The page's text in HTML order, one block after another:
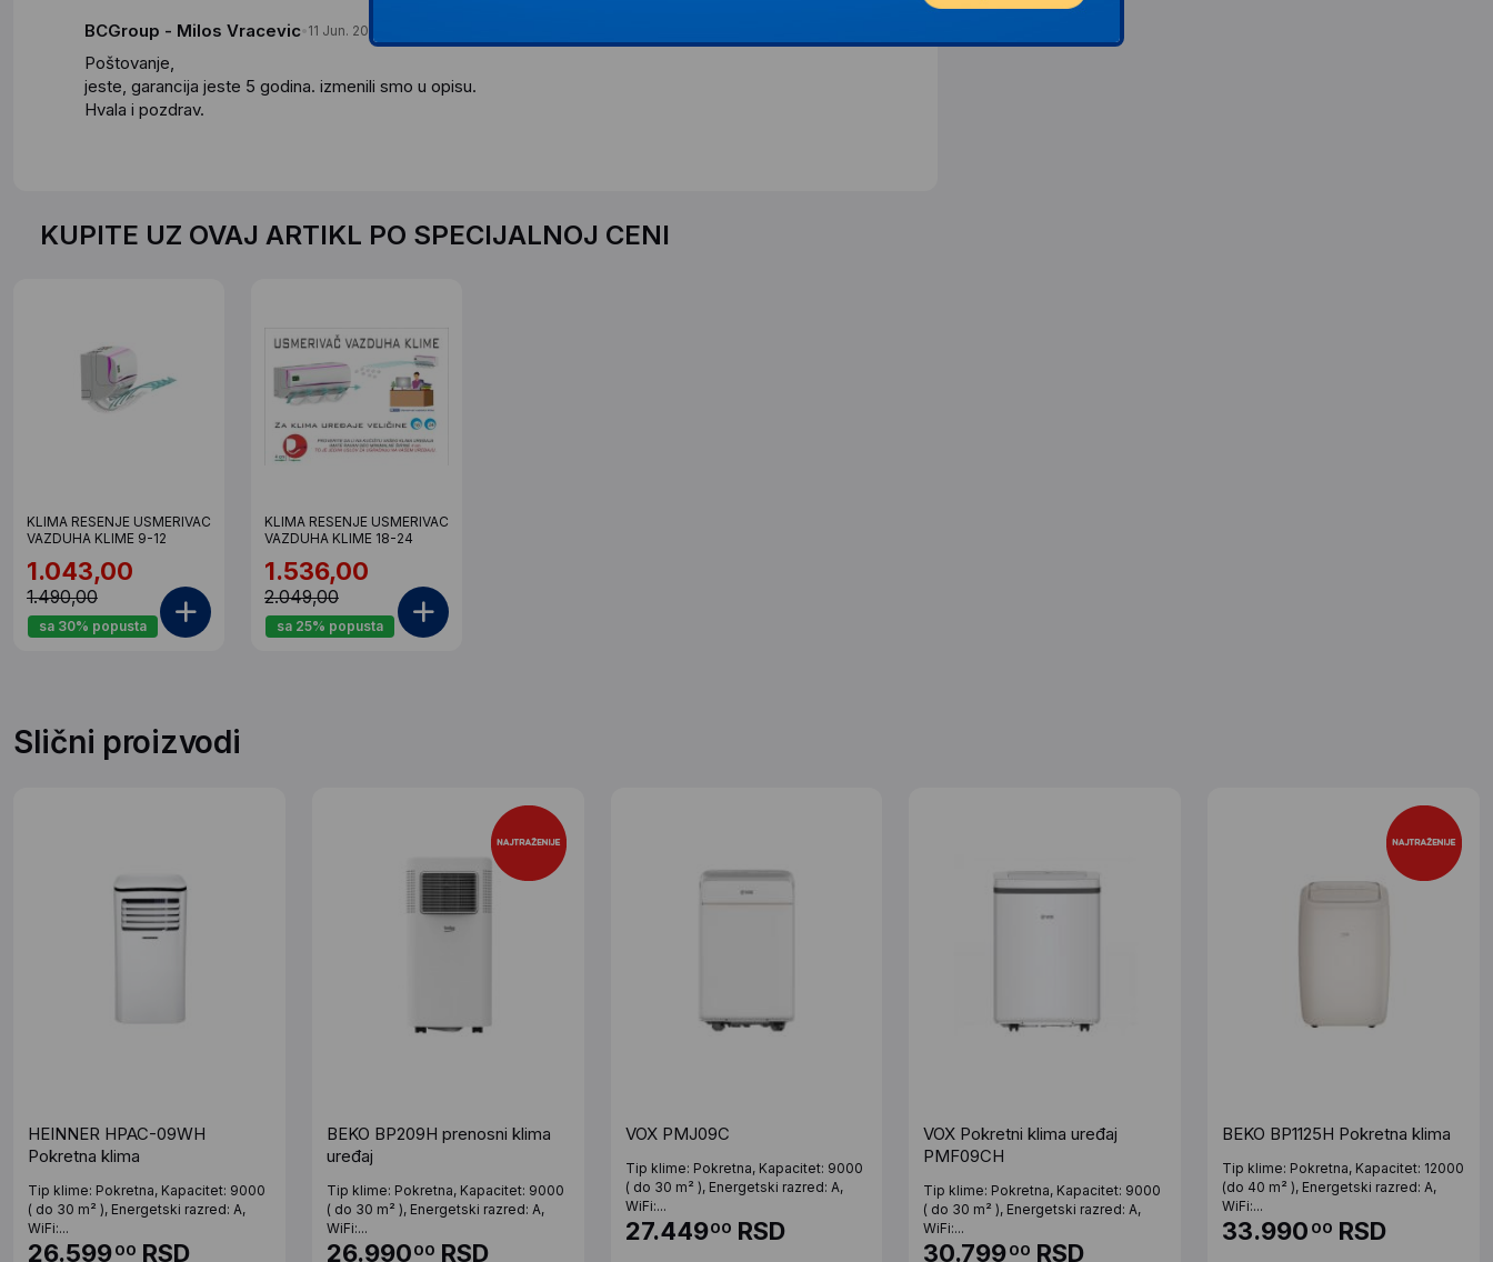
BCGroup - Milos Vracevic 11 Jun. 2024
Poštovanje,
jeste, garancija jeste 5 godina. izmenili smo u opisu.
Hvala i pozdrav.
KUPITE UZ OVAJ ARTIKL PO SPECIJALNOJ CENI
KLIMA RESENJE USMERIVAC
VAZDUHA KLIME 9-12
1.043,00
1.490,00
sa 30% popusta
KLIMA RESENJE USMERIVAC
VAZDUHA KLIME 18-24
1.536,00
2.049,00
sa 25% popusta
Slični proizvodi
HEINNER HPAC-09WH
Pokretna klima
Tip klime: Pokretna, Kapacitet: 9000
( do 30 m² ), Energetski razred: A,
WiFi:...
26.59900 RSD
BEKO BP209H prenosni klima
uređaj
Tip klime: Pokretna, Kapacitet: 9000
( do 30 m² ), Energetski razred: A,
WiFi:...
26.99000 RSD
VOX PMJ09C
Tip klime: Pokretna, Kapacitet: 9000
( do 30 m² ), Energetski razred: A,
WiFi:...
27.44900 RSD
VOX Pokretni klima uređaj
PMF09CH
Tip klime: Pokretna, Kapacitet: 9000
( do 30 m² ), Energetski razred: A,
WiFi:...
30.79900 RSD
BEKO BP1125H Pokretna klima
Tip klime: Pokretna, Kapacitet: 12000
(do 40 m² ), Energetski razred: A,
WiFi:...
33.990 00 RSD